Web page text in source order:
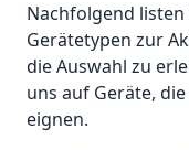
Nachfolgend
Gerätetypen zur
die Auswahl zu
uns auf Geräte,
eignen.